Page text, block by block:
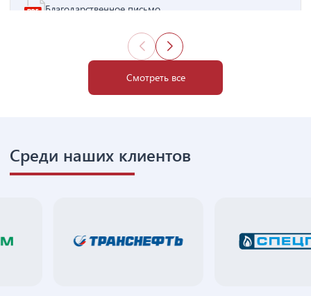
Благодарственное письмо
Смотреть все
Среди наших клиентов